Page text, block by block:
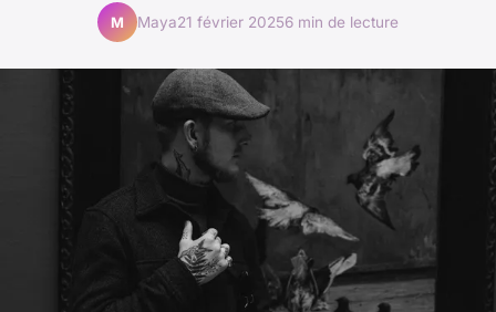
M Maya21 février 20256 min de lecture